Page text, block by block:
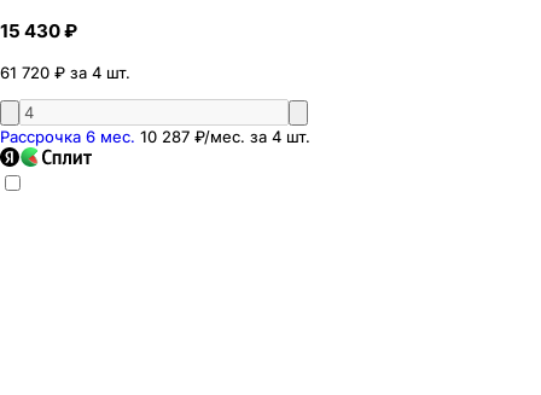
15 430 ₽
61 720 ₽ за 4 шт.
Рассрочка 6 мес. 10 287 ₽/мес. за 4 шт.